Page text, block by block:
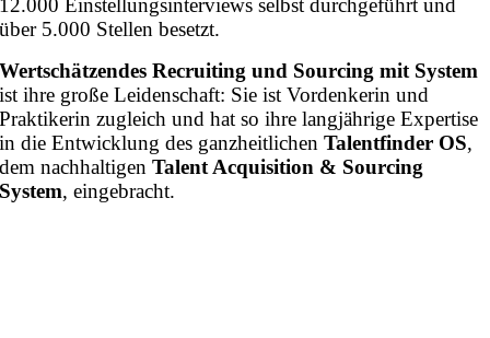
über 5.000 Stellen besetzt.
Wertschätzendes Recruiting und Sourcing mit System
ist ihre große Leidenschaft: Sie ist Vordenkerin und
Praktikerin zugleich und hat so ihre langjährige Expertise
in die Entwicklung des ganzheitlichenTalentfinder OS,
dem nachhaltigenTalent Acquisition & Sourcing
System, eingebracht.